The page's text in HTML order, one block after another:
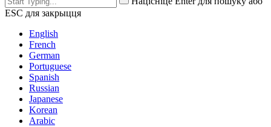
ESC для закрыцця
English
French
German
Portuguese
Spanish
Russian
Japanese
Korean
Arabic